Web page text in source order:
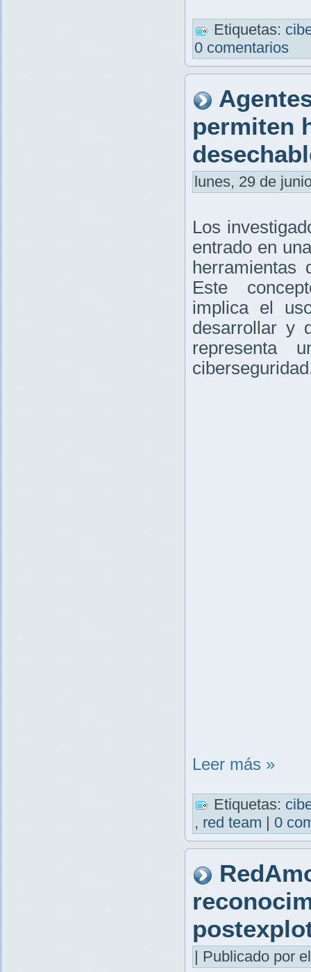
Etiquetas:
0 comentarios
permiten
lunes, 29 de
Los
entrado en
herramientas
Este
implica el
desarrollar y
representa
Leer más »
Etiquetas:
, red team | 0
| Publicado por